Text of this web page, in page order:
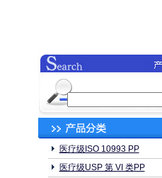
医疗级ISO 10993 PP
医疗级USP 第 VI 类PP